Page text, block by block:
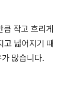
큼 작고 흐리게
고 넓어지기 때
많습니다.